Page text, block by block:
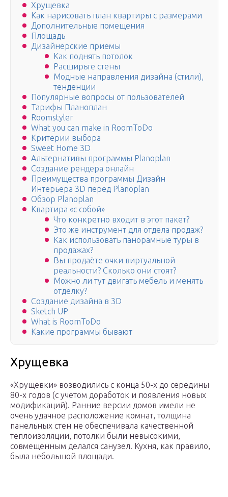
Хрущевка
Как нарисовать план квартиры с размерами
Дополнительные помещения
Площадь
Дизайнерские приемы
Как поднять потолок
Расширьте стены
Модные направления дизайна (стили),
тенденции
Популярные вопросы от пользователей
Тарифы Планоплан
Roomstyler
What you can make in RoomToDo
Критерии выбора
Sweet Home 3D
Альтернативы программы Planoplan
Создание рендера онлайн
Преимущества программы Дизайн
Интерьера 3D перед Planoplan
Обзор Planoplan
Квартира «с собой»
Что конкретно входит в этот пакет?
Это же инструмент для отдела продаж?
Как использовать панорамные туры в
продажах?
Вы продаёте очки виртуальной
реальности? Сколько они стоят?
Можно ли тут двигать мебель и менять
отделку?
Создание дизайна в 3D
Sketch UP
What is RoomToDo
Какие программы бывают
Хрущевка
«Хрущевки» возводились с конца 50-х до середины
80-х годов (с учетом доработок и появления новых
модификаций). Ранние версии домов имели не
очень удачное расположение комнат, толщина
панельных стен не обеспечивала качественной
теплоизоляции, потолки были невысокими,
совмещенным делался санузел. Кухня, как правило,
была небольшой площади.